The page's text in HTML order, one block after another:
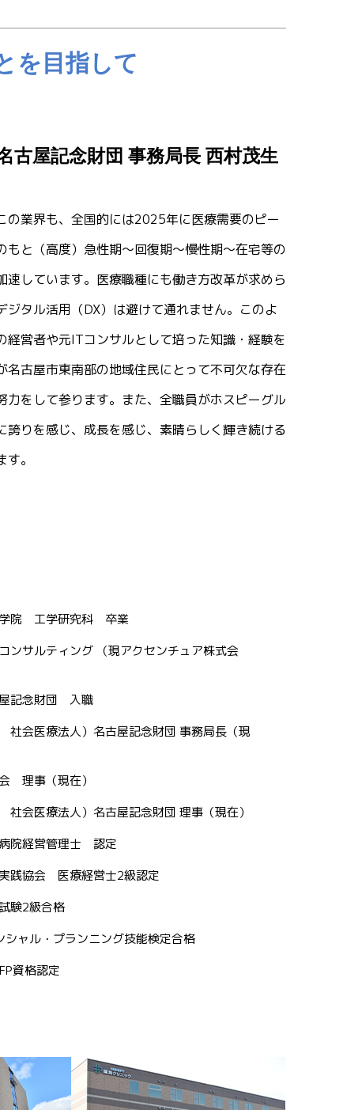
を目指して
古屋記念財団 事務局長 西村茂生
の業界も、全国的には2025年に医療需要のピー
もと（高度）急性期～回復期～慢性期～在宅等の
速しています。医療職種にも働き方改革が求めら
ジタル活用（DX）は避けて通れません。このよ
経営者や元ITコンサルとして培った知識・経験を
名古屋市東南部の地域住民にとって不可欠な存在
力をして参ります。また、全職員がホスピーグル
誇りを感じ、成長を感じ、素晴らしく輝き続ける
。
学院 工学研究科 卒業
ンサルティング （現アクセンチュア株式会
記念財団 入職
会医療法人）名古屋記念財団 事務局長（現
理事（現在）
会医療法人）名古屋記念財団 理事（現在）
院経営管理士 認定
践協会 医療経営士2級認定
験2級合格
シャル・プランニング技能検定合格
資格認定